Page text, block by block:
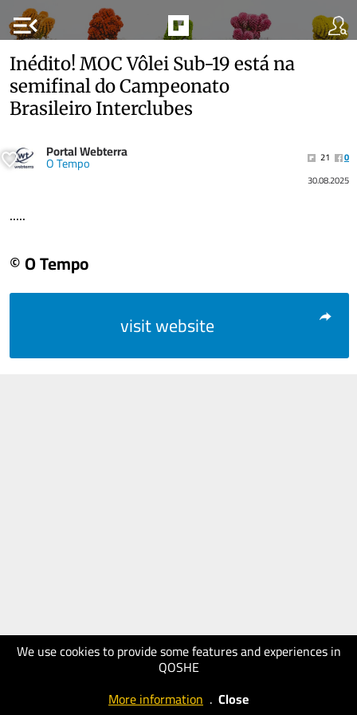
menu_open
We use cookies to provide some features and experiences in
QOSHE
More information . Close
Inédito! MOC Vôlei Sub-19 está na
semifinal do Campeonato
Brasileiro Interclubes
Portal Webterra
O Tempo 21
0
30.08.2025
.....
© O Tempo
visit website